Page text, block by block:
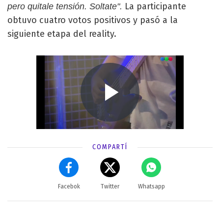
pero quitale tensión. Soltate". La participante
obtuvo cuatro votos positivos y pasó a la
siguiente etapa del reality.
COMPARTÍ
Facebok Twitter Whatsapp